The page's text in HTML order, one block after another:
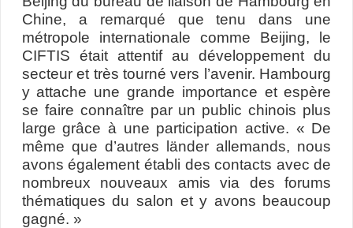
Chine, a remarqué que tenu dans une
métropole internationale comme Beijing, le
CIFTIS était attentif au développement du
secteur et très tourné vers l’avenir. Hambourg
y attache une grande importance et espère
se faire connaître par un public chinois plus
large grâce à une participation active. « De
même que d’autres länder allemands, nous
avons également établi des contacts avec de
nombreux nouveaux amis via des forums
thématiques du salon et y avons beaucoup
gagné. »